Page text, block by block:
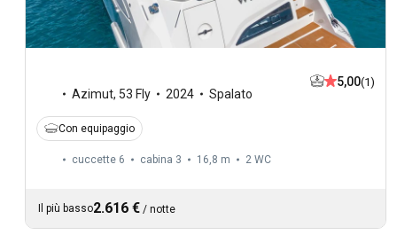
Azimut, 53 Fly 2024 Spalato
5,00(1)
Con equipaggio
cuccette 6 cabina 3 16,8 m 2 WC
Il più basso2.616 € / notte